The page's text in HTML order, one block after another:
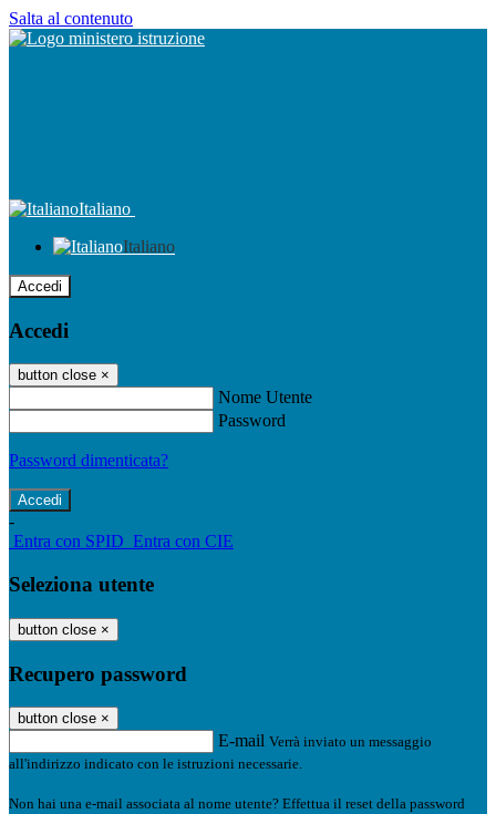
Salta al contenuto
Italiano
Italiano
Accedi
Accedi
button close ×
Nome Utente
Password
Password dimenticata?
-
Entra con SPID Entra con CIE
Seleziona utente
button close ×
Recupero password
button close ×
E-mail Verrà inviato un messaggio
all'indirizzo indicato con le istruzioni necessarie.
Non hai una e-mail associata al nome utente? Effettua il reset della password